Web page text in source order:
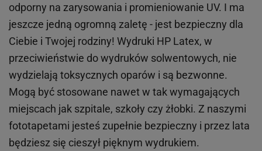
odporny na zarysowania i promieniowanie UV. I ma
jeszcze jedną ogromną zaletę - jest bezpieczny dla
Ciebie i Twojej rodziny! Wydruki HP Latex, w
przeciwieństwie do wydruków solwentowych, nie
wydzielają toksycznych oparów i są bezwonne.
Mogą być stosowane nawet w tak wymagających
miejscach jak szpitale, szkoły czy żłobki. Z naszymi
fototapetami jesteś zupełnie bezpieczny i przez lata
będziesz się cieszył pięknym wydrukiem.